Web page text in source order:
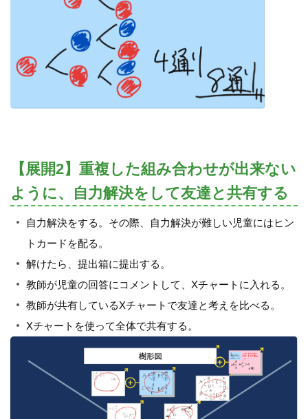
【展開2】重複した組み合わせが出来ない
ように、自力解決をして友達と共有する
自力解決をする。その際、自力解決が難しい児童にはヒン
トカードを配る。
解けたら、提出箱に提出する。
教師が児童の回答にコメントして、Xチャートに入れる。
教師が共有しているXチャートで友達と考えを比べる。
Xチャートを使って全体で共有する。